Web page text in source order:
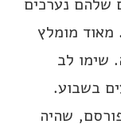
שלהם נערכים
. מאוד מומלץ
שימו לב
בשבוע.
שהיה